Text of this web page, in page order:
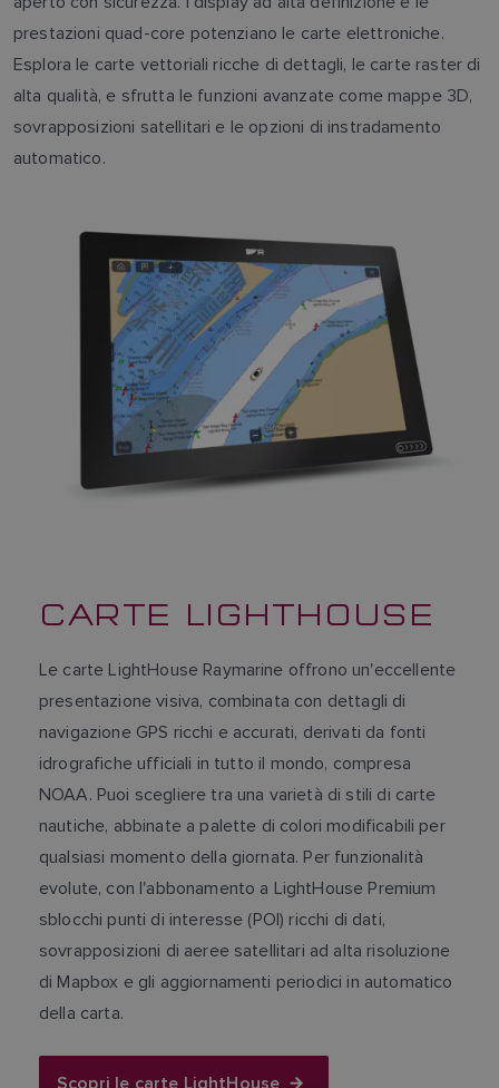
prestazioni quad-core potenziano le carte elettroniche.
Esplora le carte vettoriali ricche di dettagli, le carte raster di
alta qualità, e sfrutta le funzioni avanzate come mappe 3D,
sovrapposizioni satellitari e le opzioni di instradamento
automatico.
CARTE LIGHTHOUSE
Le carte LightHouse Raymarine offrono un'eccellente
presentazione visiva, combinata con dettagli di
navigazione GPS ricchi e accurati, derivati da fonti
idrografiche ufficiali in tutto il mondo, compresa
NOAA. Puoi scegliere tra una varietà di stili di carte
nautiche, abbinate a palette di colori modificabili per
qualsiasi momento della giornata. Per funzionalità
evolute, con l'abbonamento a LightHouse Premium
sblocchi punti di interesse (POI) ricchi di dati,
sovrapposizioni di aeree satellitari ad alta risoluzione
di Mapbox e gli aggiornamenti periodici in automatico
della carta.
Scopri le carte LightHouse